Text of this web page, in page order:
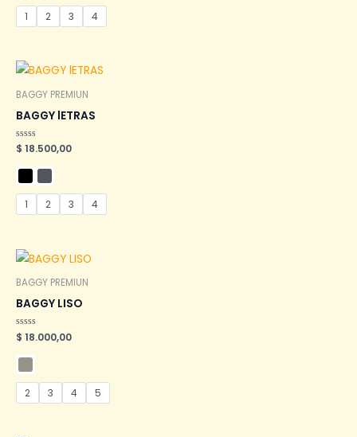
1 2 3 4
BAGGY PREMIUN
BAGGY lETRAS
Valorado
en
0
de
5
$ 18.500,00
1 2 3 4
BAGGY PREMIUN
BAGGY LISO
Valorado
en
0
de
5
$ 18.000,00
2 3 4 5